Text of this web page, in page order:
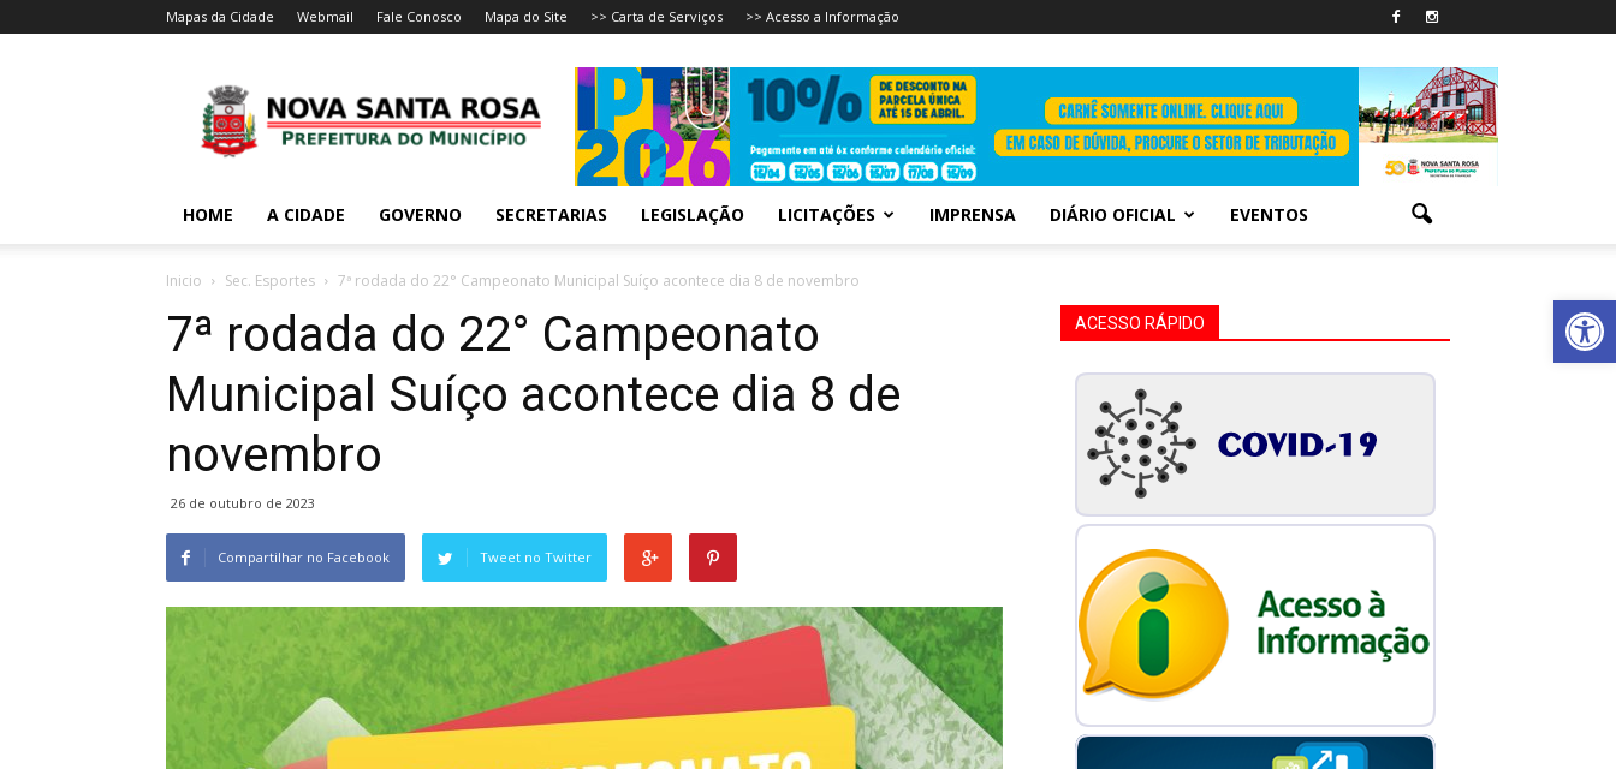
Abrir
Mapas da Cidade Webmail Fale Conosco Mapa do Site >> Carta de Serviços >> Acesso a Informação
HOME A CIDADE GOVERNO SECRETARIAS LEGISLAÇÃO LICITAÇÕES IMPRENSA DIÁRIO OFICIAL EVENTOS
Inicio Sec. Esportes 7ª rodada do 22° Campeonato Municipal Suíço acontece dia 8 de novembro
7ª rodada do 22° Campeonato
Municipal Suíço acontece dia 8 de
novembro
26 de outubro de 2023
Compartilhar no Facebook Tweet no Twitter
ACESSO RÁPIDO